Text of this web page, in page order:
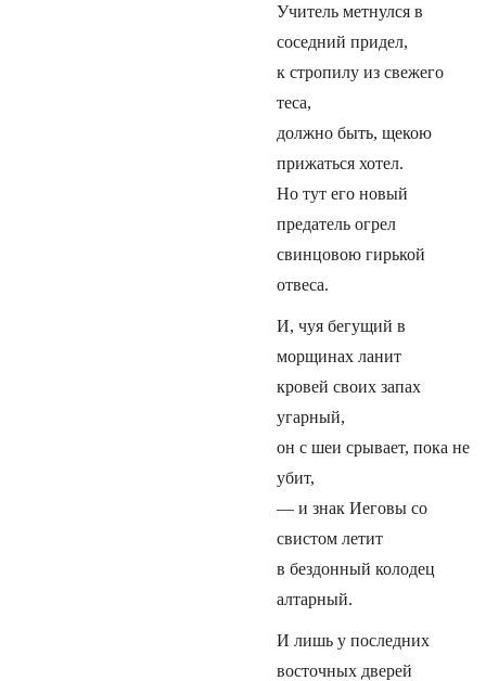
Учитель метнулся в
соседний придел,
к стропилу из свежего
теса,
должно быть, щекою
прижаться хотел.
Но тут его новый
предатель огрел
свинцовою гирькой
отвеса.
И, чуя бегущий в
морщинах ланит
кровей своих запах
угарный,
он с шеи срывает, пока не
убит,
— и знак Иеговы со
свистом летит
в бездонный колодец
алтарный.
И лишь у последних
восточных дверей